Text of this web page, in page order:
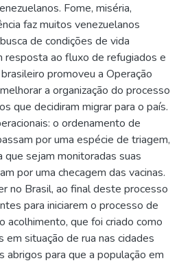
Fome, miséria,
faz muitos venezuelanos
de condições de vida
ao fluxo de refugiados e
promoveu a Operação
a organização do processo
que decidiram migrar para o país.
o ordenamento de
por uma espécie de triagem,
que sejam monitoradas suas
por uma checagem das vacinas.
no Brasil, ao final deste processo
para iniciarem o processo de
acolhimento, que foi criado como
situação de rua nas cidades
abrigos para que a população em